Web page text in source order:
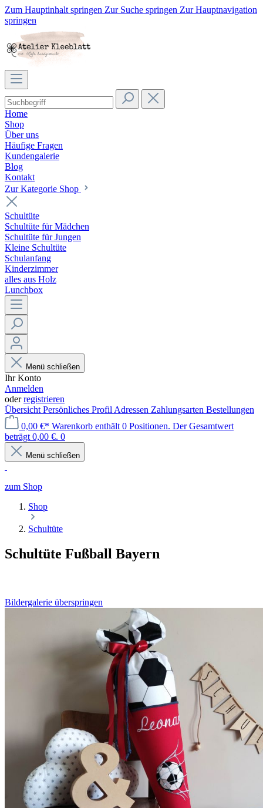
Zum Hauptinhalt springen Zur Suche springen Zur Hauptnavigation
springen
Home
Shop
Über uns
Häufige Fragen
Kundengalerie
Blog
Kontakt
Zur Kategorie Shop
Schultüte
Schultüte für Mädchen
Schultüte für Jungen
Kleine Schultüte
Schulanfang
Kinderzimmer
alles aus Holz
Lunchbox
Menü schließen
Ihr Konto
Anmelden
oderregistrieren
Übersicht Persönliches Profil Adressen Zahlungsarten Bestellungen
0,00 €* Warenkorb enthält 0 Positionen. Der Gesamtwert
beträgt 0,00 €. 0
Menü schließen
zum Shop
Shop
Schultüte
Schultüte Fußball Bayern
Bildergalerie überspringen